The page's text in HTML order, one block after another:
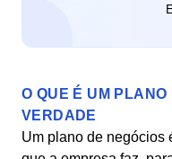
O QUE É UM PLANO
VERDADE
Um plano de negócios